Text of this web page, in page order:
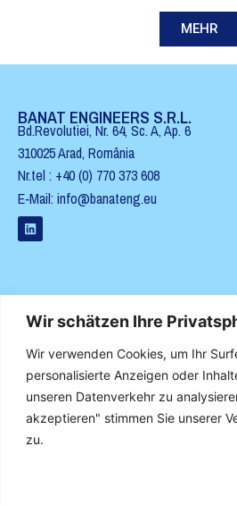
Wir schätzen Ihre
Wir verwenden Cookies, um Ihr
personalisierte Anzeigen oder
unseren Datenverkehr zu
akzeptieren" stimmen Sie unserer
zu.
MEHR
BANAT ENGINEERS S.R.L.
Bd.Revolutiei, Nr. 64, Sc. A, Ap. 6
310025 Arad, Româ­nia
Nr.tel : +40 (0) 770 373 608
E‑Mail: info@banateng.eu
BANAT.ENG GMBH
Licht­en­bergstraße 80
79114 Freiburg